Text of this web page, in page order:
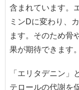
含まれています。
ミンDに変わり、
ます。そのため骨
果が期待できます。
「エリタデニン
テロールの代謝を